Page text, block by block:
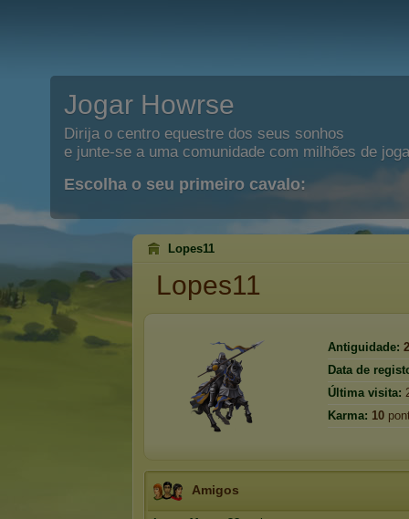
Jogar Howrse
Dirija o centro equestre dos seus sonhos
e junte-se a uma comunidade com milhões de
Escolha o seu primeiro cavalo:
Lopes11
Lopes11
Antiguidade:
Data de
Última visita:
Karma: 10
Amigos